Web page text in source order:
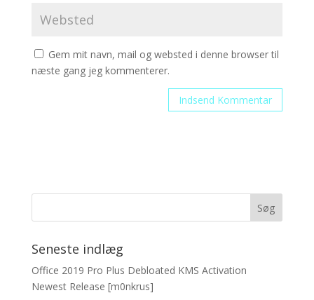
Gem mit navn, mail og websted i denne browser til
næste gang jeg kommenterer.
Seneste indlæg
Office 2019 Pro Plus Debloated KMS Activation
Newest Release [m0nkrus]